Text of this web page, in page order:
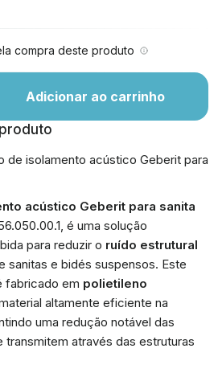
compra deste produto
Adicionar ao carrinho
de isolamento acústico Geberit para
acústico Geberit para sanita
é uma solução
para reduzir o ruído estrutural
sanitas e bidés suspensos. Este
fabricado em polietileno
altamente eficiente na
uma redução notável das
através das estruturas